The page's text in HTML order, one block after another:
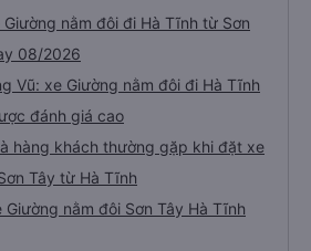
nằm đôi đi Hà Tĩnh từ Sơn
08/2026
Vũ: xe Giường nằm đôi đi Hà Tĩnh
đánh giá cao
hàng khách thường gặp khi đặt xe
Tây từ Hà Tĩnh
nằm đôi Sơn Tây Hà Tĩnh